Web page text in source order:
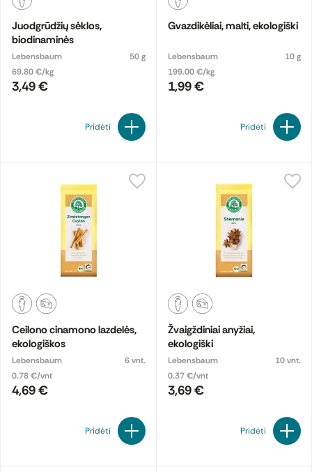
Juodgrūdžių sėklos,
biodinaminės
Lebensbaum
50 g
69.80 €/kg
3,49 €
Pridėti
Gvazdikėliai, malti, ekologiški
Lebensbaum
10 g
199.00 €/kg
1,99 €
Pridėti
Ceilono cinamono lazdelės,
ekologiškos
Lebensbaum
6 vnt.
0.78 €/vnt
4,69 €
Pridėti
Žvaigždiniai anyžiai,
ekologiški
Lebensbaum
10 vnt.
0.37 €/vnt
3,69 €
Pridėti